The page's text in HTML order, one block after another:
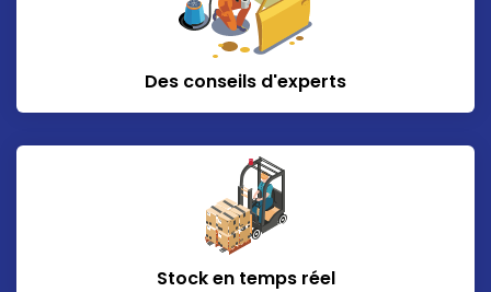
Des conseils d'experts
Stock en temps réel